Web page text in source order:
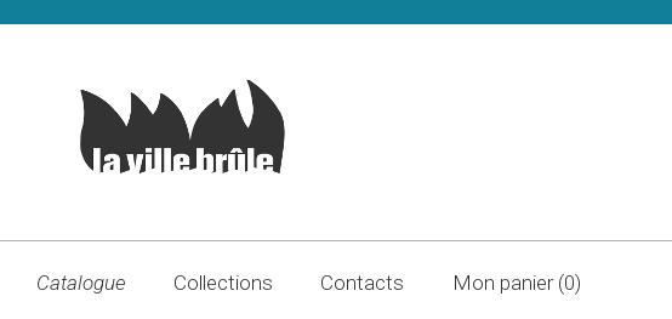
Catalogue Collections Contacts Mon panier (0)